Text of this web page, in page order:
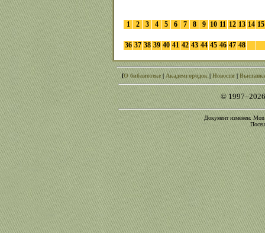
1 2 3 4 5 6 7 8 9 10 11 12 13 14 15
36 37 38 39 40 41 42 43 44 45 46 47 48
[О библиотеке|Академгородок|Новости|
©
Документ изменен: